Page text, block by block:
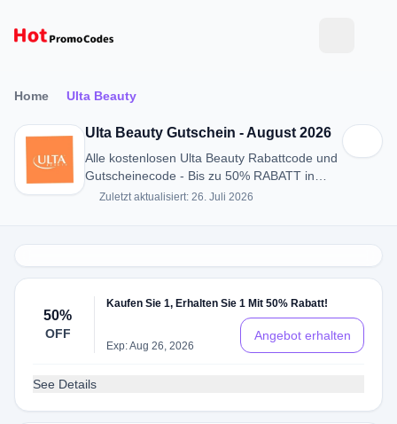
Home Ulta Beauty
Ulta Beauty Gutschein - August 2026
Alle kostenlosen Ulta Beauty Rabattcode und
Gutscheinecode - Bis zu 50% RABATT in
August 2026
Zuletzt aktualisiert: 26. Juli 2026
50%
OFF
Kaufen Sie 1, Erhalten Sie 1 Mit 50% Rabatt!
Exp: Aug 26, 2026
Angebot erhalten
See Details